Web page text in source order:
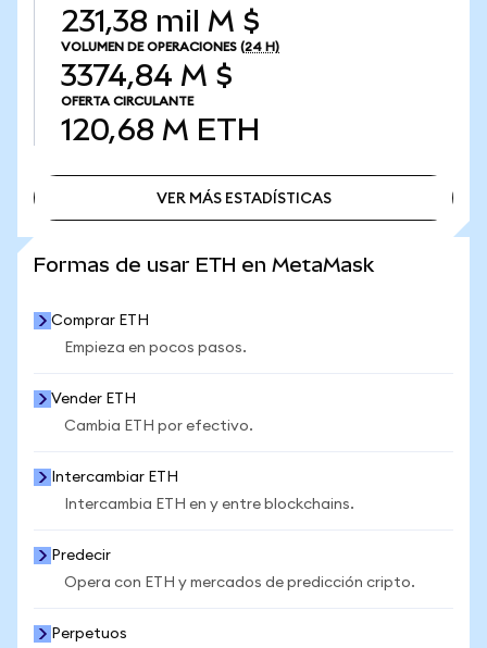
231,38 mil M $
VOLUMEN DE OPERACIONES (24 H)
3374,84 M $
OFERTA CIRCULANTE
120,68 M ETH
VER MÁS ESTADÍSTICAS
Formas de usar ETH en MetaMask
Comprar ETH
Empieza en pocos pasos.
Vender ETH
Cambia ETH por efectivo.
Intercambiar ETH
Intercambia ETH en y entre blockchains.
Predecir
Opera con ETH y mercados de predicción cripto.
Perpetuos